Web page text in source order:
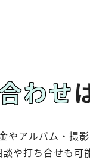
わせ
やアルバム・撮
や打ち合せも